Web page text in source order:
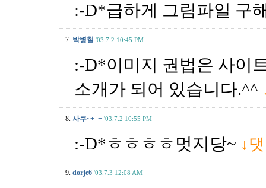
:-D*급하게 그림파일 구
7. 박병철 '03.7.2 10:45 PM
:-D*이미지 권법은 사이
소개가 되어 있습니다.^^
8. 사쿠~+_+ '03.7.2 10:55 PM
:-D*ㅎㅎㅎㅎ멋지당~ ↓
9. dorje6 '03.7.3 12:08 AM